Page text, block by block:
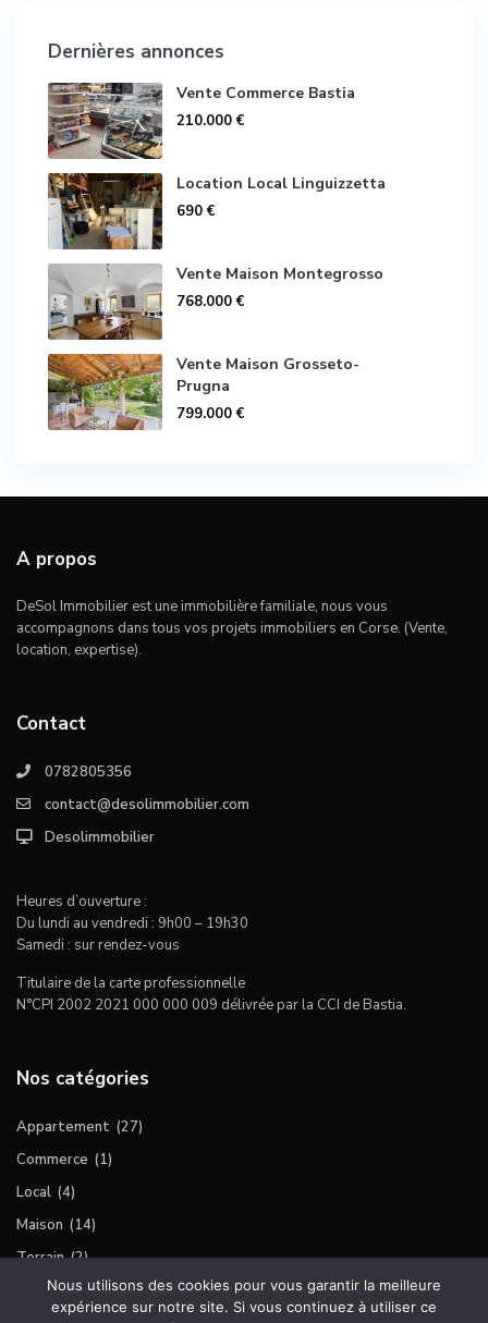
Dernières annonces
Vente Commerce Bastia
210.000 €
Location Local Linguizzetta
690 €
Vente Maison Montegrosso
768.000 €
Vente Maison Grosseto-
Prugna
799.000 €
A propos
DeSol Immobilier est une immobilière familiale, nous vous
accompagnons dans tous vos projets immobiliers en Corse. (Vente,
location, expertise).
Contact
0782805356
contact@desolimmobilier.com
Desolimmobilier
Heures d’ouverture :
Du lundi au vendredi : 9h00 – 19h30
Samedi : sur rendez-vous
Titulaire de la carte professionnelle
N°CPI 2002 2021 000 000 009 délivrée par la CCI de Bastia.
Nos catégories
Appartement (27)
Commerce (1)
Local (4)
Maison (14)
Terrain (2)
Nous utilisons des cookies pour vous garantir la meilleure
expérience sur notre site. Si vous continuez à utiliser ce